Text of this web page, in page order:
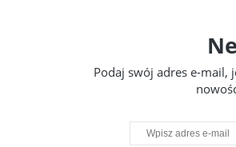
Podaj swój adres e-mail,